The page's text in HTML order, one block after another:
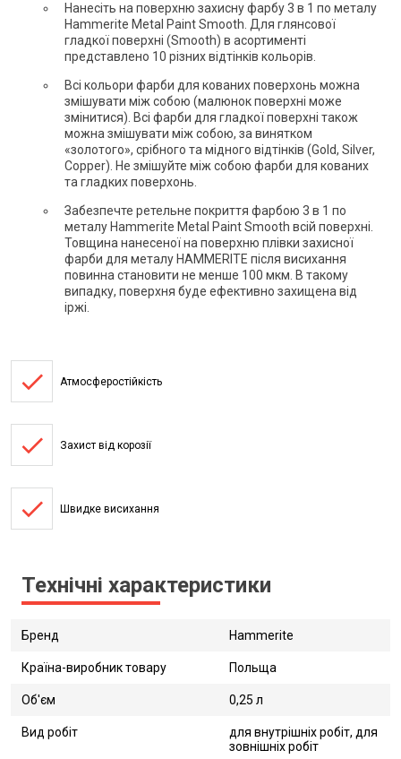
Нанесіть на поверхню захисну фарбу 3 в 1 по металу
Hammerite Metal Paint Smooth. Для глянсової
гладкої поверхні (Smooth) в асортименті
представлено 10 різних відтінків кольорів.
Всі кольори фарби для кованих поверхонь можна
змішувати між собою (малюнок поверхні може
змінитися). Всі фарби для гладкої поверхні також
можна змішувати між собою, за винятком
«золотого», срібного та мідного відтінків (Gold, Silver,
Copper). Не змішуйте між собою фарби для кованих
та гладких поверхонь.
Забезпечте ретельне покриття фарбою 3 в 1 по
металу Hammerite Metal Paint Smooth всій поверхні.
Товщина нанесеної на поверхню плівки захисної
фарби для металу HAMMERITE після висихання
повинна становити не менше 100 мкм. В такому
випадку, поверхня буде ефективно захищена від
іржі.
done Атмосферостійкість
done Захист від корозії
done Швидке висихання
Технічні характеристики
Бренд Hammerite
Країна-виробник товару Польща
Об'єм 0,25 л
Вид робіт
для внутрішніх робіт, для
зовнішніх робіт